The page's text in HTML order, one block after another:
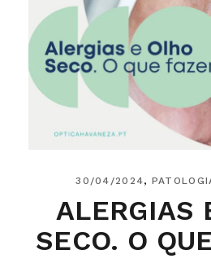
30/04/2024
ALERGIAS
SECO. O